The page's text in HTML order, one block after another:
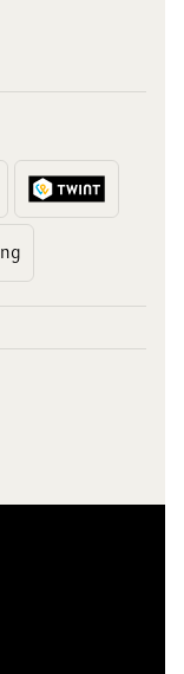
Sie exklusive